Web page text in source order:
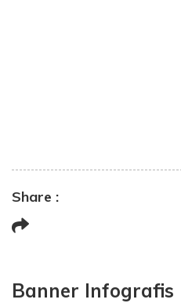
Share :
Banner Infografis